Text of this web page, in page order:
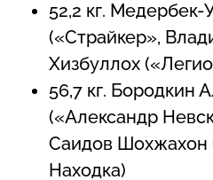
52,2 кг. Медербек-
(«Страйкер»,
Хизбуллох
56,7 кг. Бородкин
(«Александр
Саидов Шохжахон
Находка)